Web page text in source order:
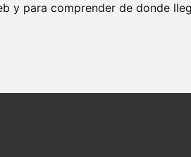
y para comprender de donde